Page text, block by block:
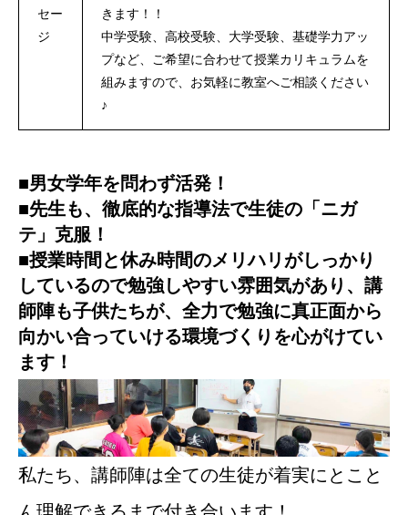
セー
ジ
きます！！
中学受験、高校受験、大学受験、基礎学力アッ
プなど、ご希望に合わせて授業カリキュラムを
組みますので、お気軽に教室へご相談ください
♪
■男女学年を問わず活発！
■先生も、徹底的な指導法で生徒の「ニガ
テ」克服！
■授業時間と休み時間のメリハリがしっかり
しているので勉強しやすい雰囲気があり、講
師陣も子供たちが、全力で勉強に真正面から
向かい合っていける環境づくりを心がけてい
ます！
私たち、講師陣は全ての生徒が着実にとこと
ん理解できるまで付き合います！